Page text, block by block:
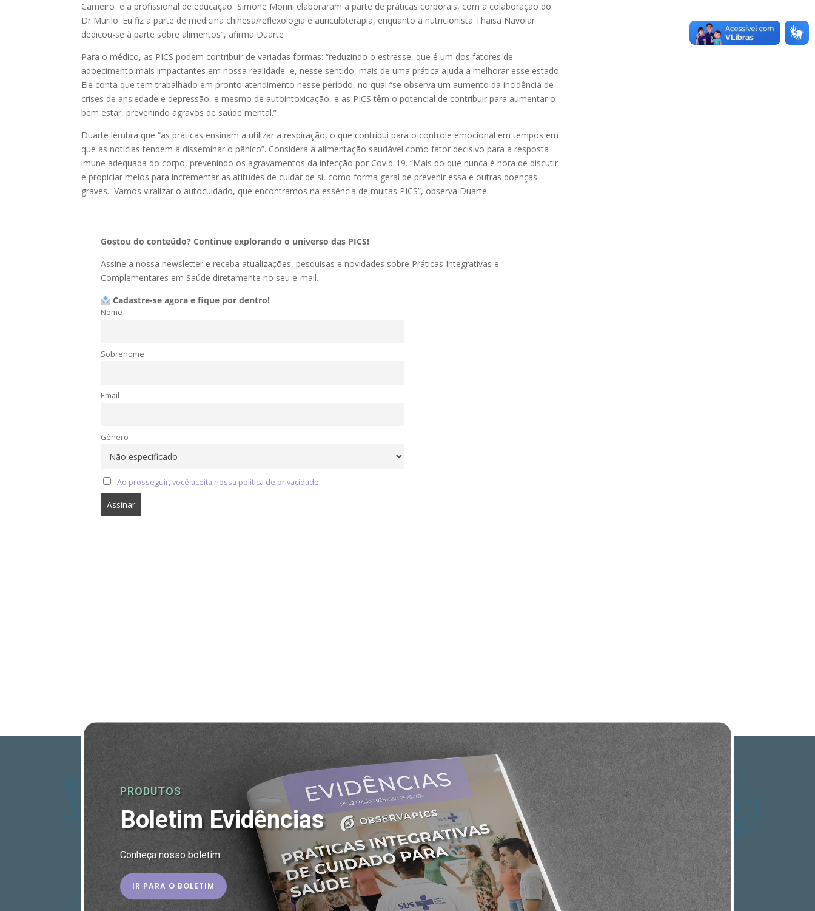
Carneiro e a profissional de educação Simone Morini elaboraram a parte de práticas corporais, com a colaboração do
Dr Murilo. Eu fiz a parte de medicina chinesa/reflexologia e auriculoterapia, enquanto a nutricionista Thaisa Navolar
dedicou-se à parte sobre alimentos”, afirma Duarte
Para o médico, as PICS podem contribuir de variadas formas: “reduzindo o estresse, que é um dos fatores de
adoecimento mais impactantes em nossa realidade, e, nesse sentido, mais de uma prática ajuda a melhorar esse estado.
Ele conta que tem trabalhado em pronto atendimento nesse período, no qual “se observa um aumento da incidência de
crises de ansiedade e depressão, e mesmo de autointoxicação, e as PICS têm o potencial de contribuir para aumentar o
bem estar, prevenindo agravos de saúde mental.”
Duarte lembra que “as práticas ensinam a utilizar a respiração, o que contribui para o controle emocional em tempos em
que as notícias tendem a disseminar o pânico”. Considera a alimentação saudável como fator decisivo para a resposta
imune adequada do corpo, prevenindo os agravamentos da infecção por Covid-19. “Mais do que nunca é hora de discutir
e propiciar meios para incrementar as atitudes de cuidar de si, como forma geral de prevenir essa e outras doenças
graves. Vamos viralizar o autocuidado, que encontramos na essência de muitas PICS”, observa Duarte.
Gostou do conteúdo? Continue explorando o universo das PICS!
Assine a nossa newsletter e receba atualizações, pesquisas e novidades sobre Práticas Integrativas e
Complementares em Saúde diretamente no seu e-mail.
Cadastre-se agora e fique por dentro!
Nome
Sobrenome
Email
Gênero
Ao prosseguir, você aceita nossa política de privacidade.
PRODUTOS
Boletim Evidências
Conheça nosso boletim
IR PARA O BOLETIM